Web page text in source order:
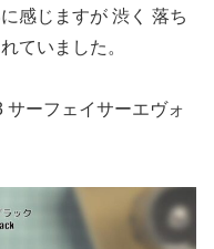
感じますが 渋く 落ち
ていました。
サーフェイサーエヴォ